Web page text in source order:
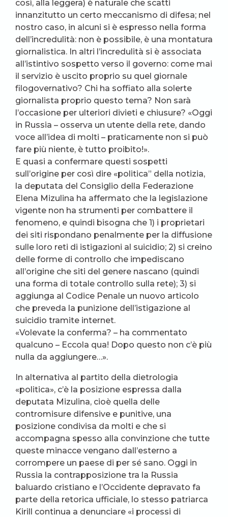
così, alla leggera) è naturale che scatti
innanzitutto un certo meccanismo di difesa; nel
nostro caso, in alcuni si è espresso nella forma
dell’incredulità: non è possibile, è una montatura
giornalistica. In altri l’incredulità si è associata
all’istintivo sospetto verso il governo: come mai
il servizio è uscito proprio su quel giornale
filogovernativo? Chi ha soffiato alla solerte
giornalista proprio questo tema? Non sarà
l’occasione per ulteriori divieti e chiusure? «Oggi
in Russia – osserva un utente della rete, dando
voce all’idea di molti – praticamente non si può
fare più niente, è tutto proibito!».
E quasi a confermare questi sospetti
sull’origine per così dire «politica” della notizia,
la deputata del Consiglio della Federazione
Elena Mizulina ha affermato che la legislazione
vigente non ha strumenti per combattere il
fenomeno, e quindi bisogna che 1) i proprietari
dei siti rispondano penalmente per la diffusione
sulle loro reti di istigazioni al suicidio; 2) si creino
delle forme di controllo che impediscano
all’origine che siti del genere nascano (quindi
una forma di totale controllo sulla rete); 3) si
aggiunga al Codice Penale un nuovo articolo
che preveda la punizione dell’istigazione al
suicidio tramite internet.
«Volevate la conferma? – ha commentato
qualcuno – Eccola qua! Dopo questo non c’è più
nulla da aggiungere…».
In alternativa al partito della dietrologia
«politica», c’è la posizione espressa dalla
deputata Mizulina, cioè quella delle
contromisure difensive e punitive, una
posizione condivisa da molti e che si
accompagna spesso alla convinzione che tutte
queste minacce vengano dall’esterno a
corrompere un paese di per sé sano. Oggi in
Russia la contrapposizione tra la Russia
baluardo cristiano e l’Occidente depravato fa
parte della retorica ufficiale, lo stesso patriarca
Kirill continua a denunciare «i processi di